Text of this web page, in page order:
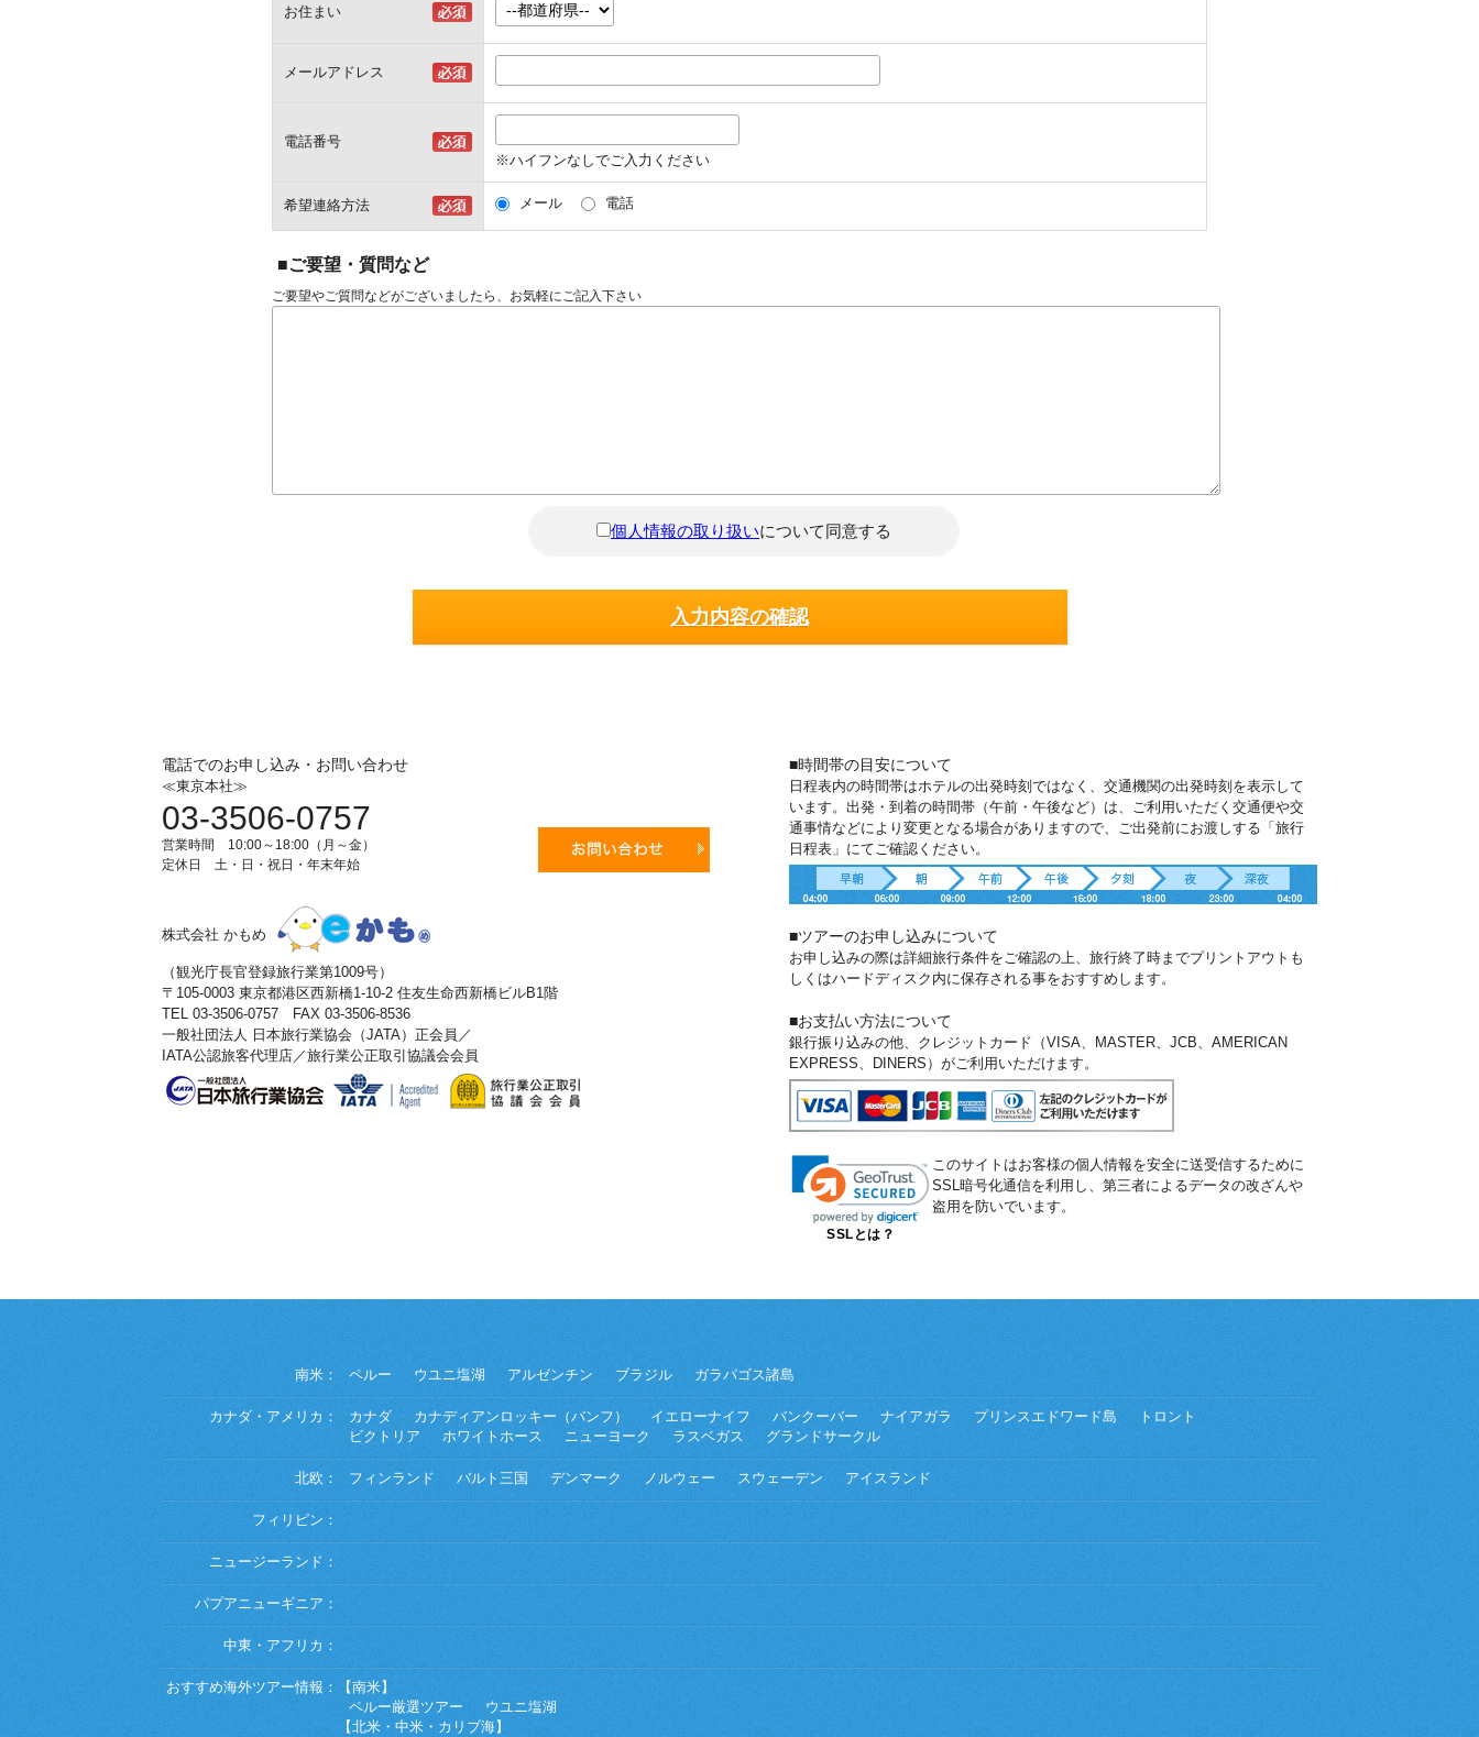
お住まい
メールアドレス
電話番号
※ハイフンなしでご入力ください
希望連絡方法 メール 電話
■ご要望・質問など
ご要望やご質問などがございましたら、お気軽にご記入下さい
個人情報の取り扱いについて同意する
電話でのお申し込み・お問い合わせ
≪東京本社≫
03-3506-0757
営業時間 10:00～18:00（月～金）
定休日 土・日・祝日・年末年始
株式会社 かもめ
（観光庁長官登録旅行業第1009号）
〒105-0003 東京都港区西新橋1-10-2 住友生命西新橋ビルB1階
TEL 03-3506-0757 FAX 03-3506-8536
一般社団法人 日本旅行業協会（JATA）正会員／
IATA公認旅客代理店／旅行業公正取引協議会会員
■時間帯の目安について
日程表内の時間帯はホテルの出発時刻ではなく、交通機関の出発時刻を表示して
います。出発・到着の時間帯（午前・午後など）は、ご利用いただく交通便や交
通事情などにより変更となる場合がありますので、ご出発前にお渡しする「旅行
日程表」にてご確認ください。
■ツアーのお申し込みについて
お申し込みの際は詳細旅行条件をご確認の上、旅行終了時までプリントアウトも
しくはハードディスク内に保存される事をおすすめします。
■お支払い方法について
銀行振り込みの他、クレジットカード（VISA、MASTER、JCB、AMERICAN
EXPRESS、DINERS）がご利用いただけます。
SSLとは？
このサイトはお客様の個人情報を安全に送受信するために
SSL暗号化通信を利用し、第三者によるデータの改ざんや
盗用を防いでいます。
南米： ペルー ウユニ塩湖 アルゼンチン ブラジル ガラパゴス諸島
カナダ・アメリカ： カナダ カナディアンロッキー（バンフ） イエローナイフ バンクーバー ナイアガラ プリンスエドワード島
トロント
ビクトリア
ホワイトホース ニューヨーク ラスベガス グランドサークル
北欧： フィンランド バルト三国 デンマーク ノルウェー スウェーデン アイスランド
フィリピン：
ニュージーランド：
パプアニューギニア：
中東・アフリカ：
おすすめ海外ツアー情報：
【南米】
ペルー厳選ツアー
ウユニ塩湖
【北米・中米・カリブ海】